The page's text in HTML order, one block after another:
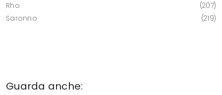
Rho
207
Saronno
219
Guarda anche: